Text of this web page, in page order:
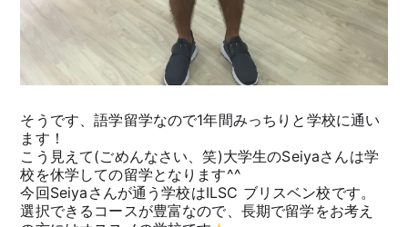
そうです、語学留学なので1年間みっちりと学校に通い
ます！
こう見えて(ごめんなさい、笑)大学生のSeiyaさんは学
校を休学しての留学となります^^
今回Seiyaさんが通う学校はILSC ブリスベン校です。
選択できるコースが豊富なので、長期で留学をお考え